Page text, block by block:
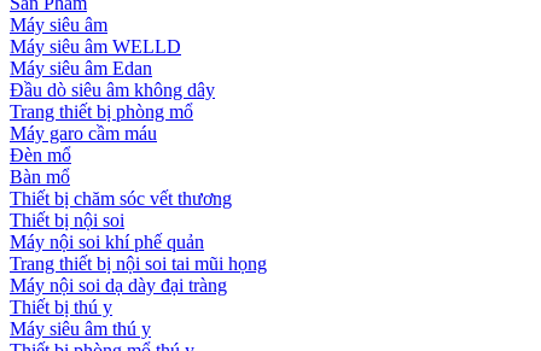
Máy siêu âm
Máy siêu âm WELLD
Máy siêu âm Edan
Đầu dò siêu âm không dây
Trang thiết bị phòng mổ
Máy garo cầm máu
Đèn mổ
Bàn mổ
Thiết bị chăm sóc vết thương
Thiết bị nội soi
Máy nội soi khí phế quản
Trang thiết bị nội soi tai mũi họng
Máy nội soi dạ dày đại tràng
Thiết bị thú y
Máy siêu âm thú y